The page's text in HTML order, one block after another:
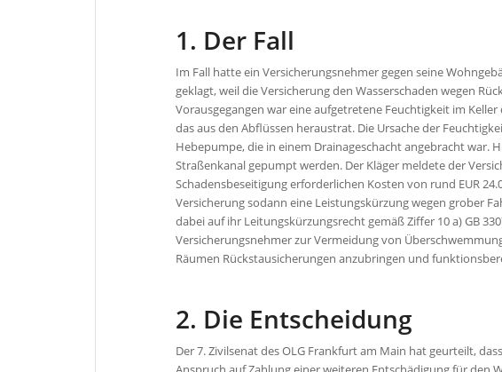
1. Der Fall
Im Fall hatte ein Versicherungsnehmer gegen seine
geklagt, weil die Versicherung den Wasserschaden wegen
Vorausgegangen war eine aufgetretene Feuchtigkeit im
das aus den Abflüssen heraustrat. Die Ursache der
Hebepumpe, die in einem Drainageschacht angebracht war.
Straßenkanal gepumpt werden. Der Kläger meldete der
Schadensbeseitigung erforderlichen Kosten von rund EUR
Versicherung sodann eine Leistungskürzung wegen grober
dabei auf ihr Leitungskürzungsrecht gemäß Ziffer 10 a) GB
Versicherungsnehmer zur Vermeidung von
Räumen Rückstausicherungen anzubringen und
2. Die Entscheidung
Der 7. Zivilsenat des OLG Frankfurt am Main hat geurteilt,